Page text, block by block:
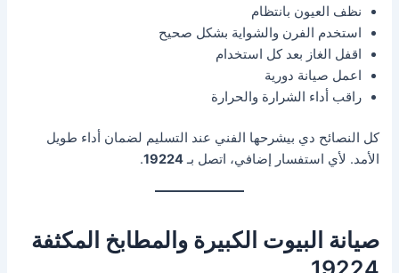
نظف العيون بانتظام
استخدم الفرن والشواية بشكل صحيح
اقفل الغاز بعد كل استخدام
اعمل صيانة دورية
راقب أداء الشرارة والحرارة
كل النصائح دي بيشرحها الفني عند التسليم لضمان أداء طويل
الأمد. لأي استفسار إضافي، اتصل بـ19224
.
صيانة البيوت الكبيرة والمطابخ المكثفة